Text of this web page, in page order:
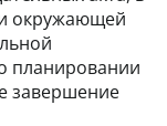
окружающей
планировании
завершение